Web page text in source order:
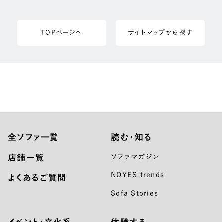
TOPページへ サイトマップから探す
全ソファ一覧
店舗一覧
よくあるご質問
読む・知る
ソファマガジン
NOYES trends
Sofa Stories